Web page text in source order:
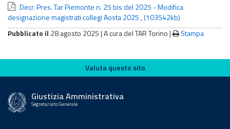
Decr. Pres. Tar Piemonte n. 25 bis del 2025 - Modifica
designazione magistrati collegi Aosta 2025 ,(103542kb)
Pubblicato il 28 agosto 2025 |A cura del TAR Torino| Stampa
Valuta questo sito
Valuta questo sito
Giustizia Amministrativa
Segretariato Generale